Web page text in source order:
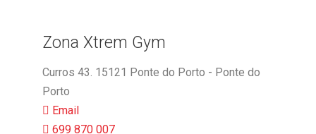
Zona Xtrem Gym
Curros 43. 15121 Ponte do Porto - Ponte do
Porto
Email
699 870 007